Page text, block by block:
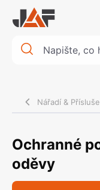
Nářadí &
Ochranné
oděvy